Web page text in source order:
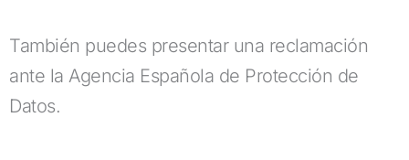
También puedes presentar una reclamación
ante la Agencia Española de Protección de
Datos.